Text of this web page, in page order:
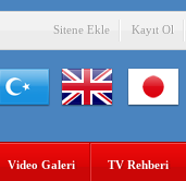
Sitene Ekle Kayıt Ol
Video Galeri TV Rehberi